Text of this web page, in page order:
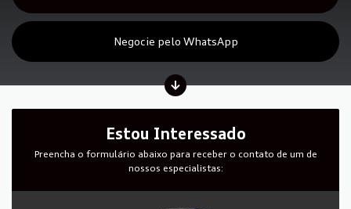
Negocie pelo WhatsApp
Estou Interessado
Preencha o formulário abaixo para receber o contato de um de
nossos especialistas: